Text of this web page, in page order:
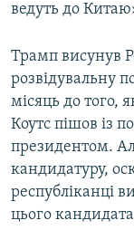
ведуть до
Трамп висунув
розвідувальну
місяць до того,
Коутс пішов із
президентом.
кандидатуру,
республіканці
цього